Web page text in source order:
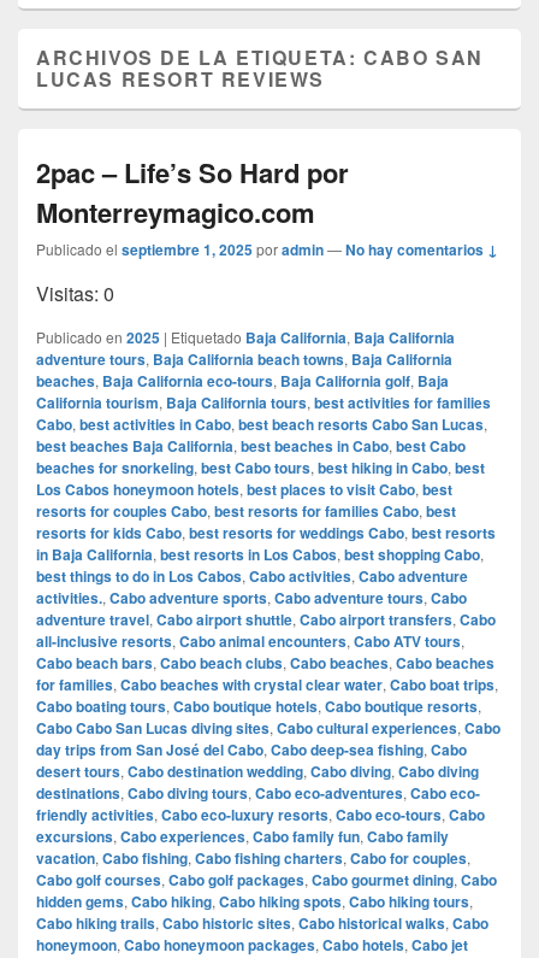
ARCHIVOS DE LA ETIQUETA:CABO SAN
LUCAS RESORT REVIEWS
2pac – Life’s So Hard por
Monterreymagico.com
Publicado el septiembre 1, 2025poradmin—No hay comentarios ↓
Visitas: 0
Publicado en 2025 | Etiquetado Baja California, Baja California
adventure tours, Baja California beach towns, Baja California
beaches, Baja California eco-tours, Baja California golf, Baja
California tourism, Baja California tours, best activities for families
Cabo, best activities in Cabo, best beach resorts Cabo San Lucas,
best beaches Baja California, best beaches in Cabo, best Cabo
beaches for snorkeling, best Cabo tours, best hiking in Cabo, best
Los Cabos honeymoon hotels, best places to visit Cabo, best
resorts for couples Cabo, best resorts for families Cabo, best
resorts for kids Cabo, best resorts for weddings Cabo, best resorts
in Baja California, best resorts in Los Cabos, best shopping Cabo,
best things to do in Los Cabos, Cabo activities, Cabo adventure
activities., Cabo adventure sports, Cabo adventure tours, Cabo
adventure travel, Cabo airport shuttle, Cabo airport transfers, Cabo
all-inclusive resorts, Cabo animal encounters, Cabo ATV tours,
Cabo beach bars, Cabo beach clubs, Cabo beaches, Cabo beaches
for families, Cabo beaches with crystal clear water, Cabo boat trips,
Cabo boating tours, Cabo boutique hotels, Cabo boutique resorts,
Cabo Cabo San Lucas diving sites, Cabo cultural experiences, Cabo
day trips from San José del Cabo, Cabo deep-sea fishing, Cabo
desert tours, Cabo destination wedding, Cabo diving, Cabo diving
destinations, Cabo diving tours, Cabo eco-adventures, Cabo eco-
friendly activities, Cabo eco-luxury resorts, Cabo eco-tours, Cabo
excursions, Cabo experiences, Cabo family fun, Cabo family
vacation, Cabo fishing, Cabo fishing charters, Cabo for couples,
Cabo golf courses, Cabo golf packages, Cabo gourmet dining, Cabo
hidden gems, Cabo hiking, Cabo hiking spots, Cabo hiking tours,
Cabo hiking trails, Cabo historic sites, Cabo historical walks, Cabo
honeymoon, Cabo honeymoon packages, Cabo hotels, Cabo jet